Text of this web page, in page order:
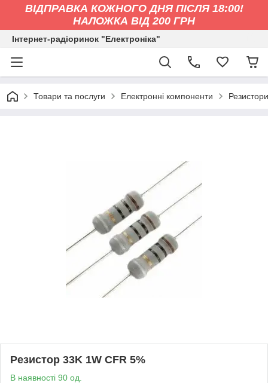
ВІДПРАВКА КОЖНОГО ДНЯ ПІСЛЯ 18:00!
НАЛОЖКА ВІД 200 ГРН
Інтернет-радіоринок "Електроніка"
Товари та послуги Електронні компоненти Резистори
Резистор 33K 1W CFR 5%
В наявності 90 од.